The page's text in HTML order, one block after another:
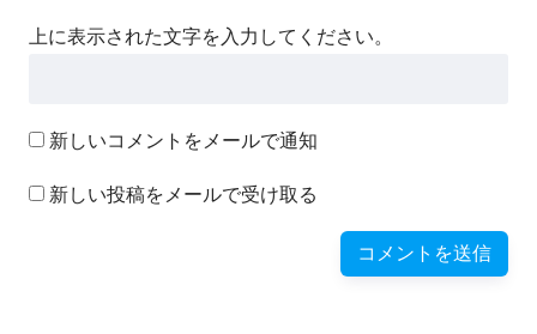
上に表示された文字を入力してください。
新しいコメントをメールで通知
新しい投稿をメールで受け取る